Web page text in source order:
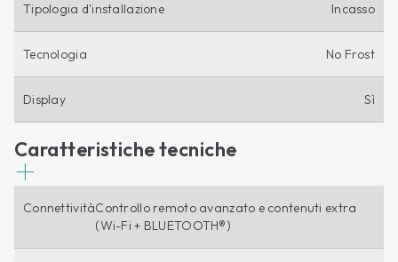
Tipologia d'installazione Incasso
Tecnologia No Frost
Display Sì
Caratteristiche tecniche
ConnettivitàControllo remoto avanzato e contenuti extra
(Wi-Fi + BLUETOOTH®)